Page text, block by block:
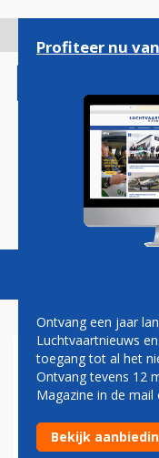
gaan
Magazine
GUYANA
KLM gestart met
Guyana
Profiteer nu
Ontvang een jaar
Luchtvaartnieuws
toegang tot al het
Ontvang tevens 12
Magazine in de
Bekijk